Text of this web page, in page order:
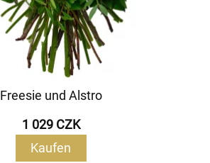
Freesie und Alstro
1 029 CZK
Kaufen